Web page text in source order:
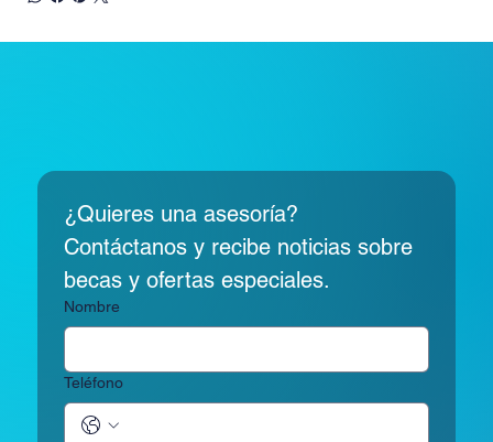
¿Quieres una asesoría?
Contáctanos y recibe noticias sobre
becas y ofertas especiales.
Nombre
Teléfono